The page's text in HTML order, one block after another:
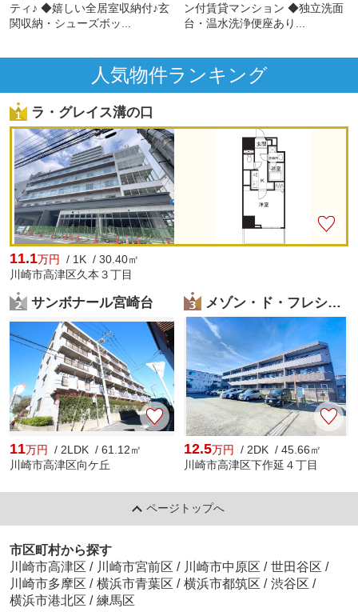
ティ♪ ◆嬉しい全居室収納付♪玄
関収納・シューズボッ...
ン付賃貸マンション ◆独立洗面
台・温水洗浄便座あり...
人気物件ランキング
ラ・グレイス溝の口
11.1万円
/ 1K / 30.40㎡
川崎市高津区久本３丁目
サンボナール宮崎台
11万円
/ 2LDK / 61.12㎡
川崎市高津区向ケ丘
メゾン・ド・フレシュール
12.5万円
/ 2DK / 45.66㎡
川崎市高津区下作延４丁目
ページトップへ
市区町村から探す
川崎市高津区 / 川崎市宮前区 / 川崎市中原区 / 世田谷区 /
川崎市多摩区 / 横浜市青葉区 / 横浜市都筑区 / 渋谷区 /
横浜市港北区 / 練馬区